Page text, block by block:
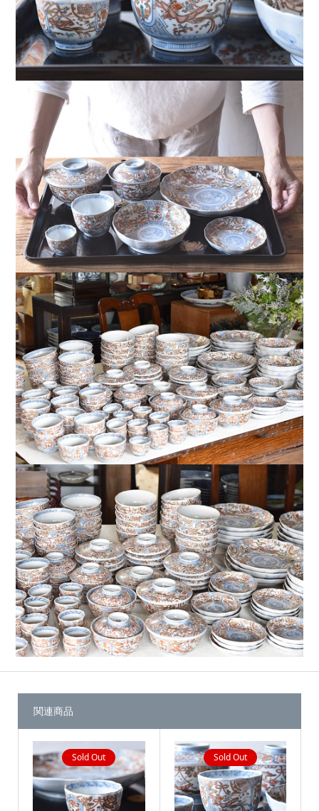
関連商品
Sold Out Sold Out